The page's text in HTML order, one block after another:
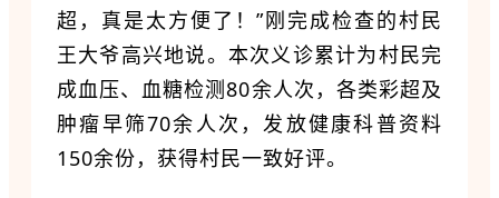
超，真是太方便了！”刚完成检查的村民
王大爷高兴地说。本次义诊累计为村民完
成血压、血糖检测80余人次，各类彩超及
肿瘤早筛70余人次，发放健康科普资料
150余份，获得村民一致好评。